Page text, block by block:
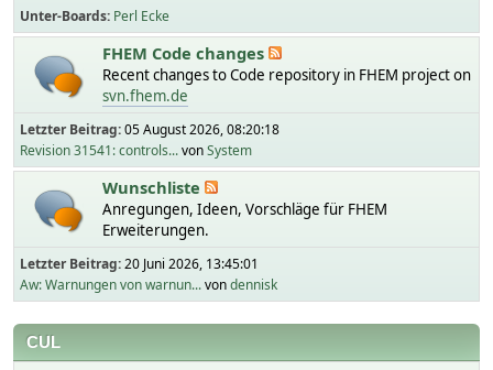
Unter-Boards Perl Ecke
FHEM Code changes
Recent changes to Code repository in FHEM project on
svn.fhem.de
Letzter Beitrag:05 August 2026, 08:20:18
Revision 31541: controls...vonSystem
Wunschliste
Anregungen, Ideen, Vorschläge für FHEM
Erweiterungen.
Letzter Beitrag:20 Juni 2026, 13:45:01
Aw: Warnungen von warnun...vondennisk
CUL